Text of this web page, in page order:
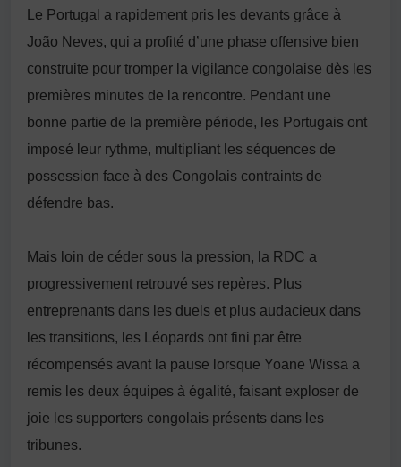
Le Portugal a rapidement pris les devants grâce à
João Neves, qui a profité d’une phase offensive bien
construite pour tromper la vigilance congolaise dès les
premières minutes de la rencontre. Pendant une
bonne partie de la première période, les Portugais ont
imposé leur rythme, multipliant les séquences de
possession face à des Congolais contraints de
défendre bas.
Mais loin de céder sous la pression, la RDC a
progressivement retrouvé ses repères. Plus
entreprenants dans les duels et plus audacieux dans
les transitions, les Léopards ont fini par être
récompensés avant la pause lorsque Yoane Wissa a
remis les deux équipes à égalité, faisant exploser de
joie les supporters congolais présents dans les
tribunes.